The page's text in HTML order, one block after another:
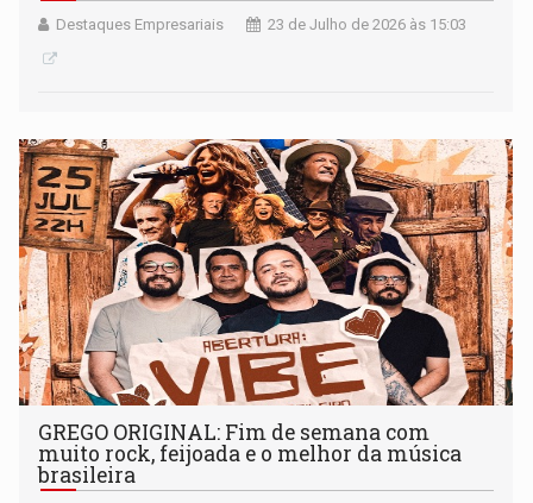
Destaques Empresariais 23 de Julho de 2026 às 15:03
GREGO ORIGINAL: Fim de semana com
muito rock, feijoada e o melhor da música
brasileira